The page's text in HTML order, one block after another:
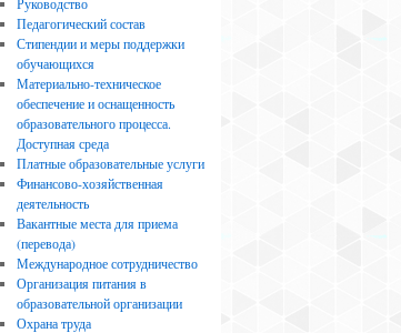
Педагогический состав
Стипендии и меры поддержки
обучающихся
Материально-техническое
обеспечение и оснащенность
образовательного процесса.
Доступная среда
Платные образовательные услуги
Финансово-хозяйственная
деятельность
Вакантные места для приема
(перевода)
Международное сотрудничество
Организация питания в
образовательной организации
Охрана труда